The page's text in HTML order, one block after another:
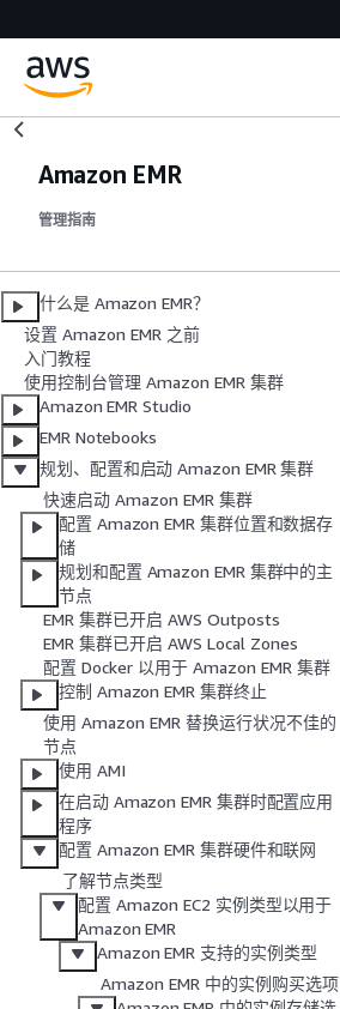
Amazon EMR
管理指南
什么是 Amazon EMR？
设置 Amazon EMR 之前
入门教程
使用控制台管理 Amazon EMR 集群
Amazon EMR Studio
EMR Notebooks
规划、配置和启动 Amazon EMR 集群
快速启动 Amazon EMR 集群
配置 Amazon EMR 集群位置和数据存
储
规划和配置 Amazon EMR 集群中的主
节点
EMR 集群已开启 AWS Outposts
EMR 集群已开启 AWS Local Zones
配置 Docker 以用于 Amazon EMR 集群
控制 Amazon EMR 集群终止
使用 Amazon EMR 替换运行状况不佳的
节点
使用 AMI
在启动 Amazon EMR 集群时配置应用
程序
配置 Amazon EMR 集群硬件和联网
了解节点类型
配置 Amazon EC2 实例类型以用于
Amazon EMR
Amazon EMR 支持的实例类型
Amazon EMR 中的实例购买选项